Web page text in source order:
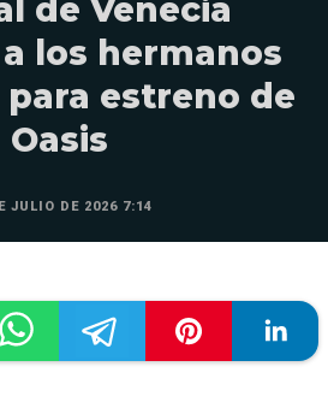
de Venecia
los hermanos
estreno de
Oasis
JULIO DE 2026 7:14